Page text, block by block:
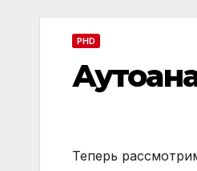
PHD
Теперь